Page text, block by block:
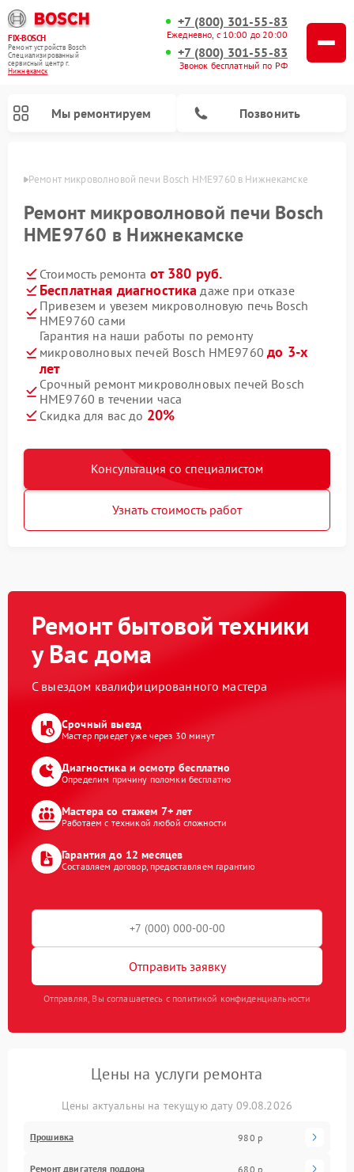
FIX-BOSCH
Ремонт устройств Bosch
Специализированный
cервисный центр г.
Нижнекамск
+7 (800) 301-55-83
Ежедневно, с 10:00 до 20:00
+7 (800) 301-55-83
Звонок бесплатный по РФ
Мы ремонтируем Позвонить
Ремонт микроволновой печи Bosch HME9760 в Нижнекамске
Ремонт микроволновой печи Bosch
HME9760 в Нижнекамске
Стоимость ремонта от 380 руб.
Бесплатная диагностика даже при отказе
Привезем и увезем микроволновую печь Bosch
HME9760 сами
Гарантия на наши работы по ремонту
микроволновых печей Bosch HME9760до 3-х
лет
Срочный ремонт микроволновых печей Bosch
HME9760 в течении часа
Скидка для вас до 20%
Консультация со специалистом
Узнать стоимость работ
Ремонт бытовой техники
у Вас дома
С выездом квалифицированного мастера
Срочный выезд
Мастер приедет уже через 30 минут
Диагностика и осмотр бесплатно
Определим причину поломки бесплатно
Мастера со стажем 7+ лет
Работаем с техникой любой сложности
Гарантия до 12 месяцев
Составляем договор, предоставляем гарантию
Отправить заявку
Отправляя, Вы соглашаетесь с политикой конфиденциальности
Цены на услуги ремонта
Цены актуальны на текущую дату 09.08.2026
Прошивка 980 р
Ремонт двигателя поддона 680 р